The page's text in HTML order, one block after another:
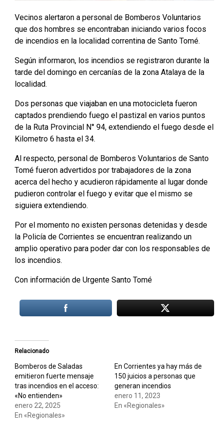
Vecinos alertaron a personal de Bomberos Voluntarios
que dos hombres se encontraban iniciando varios focos
de incendios en la localidad correntina de Santo Tomé.
Según informaron, los incendios se registraron durante la
tarde del domingo en cercanías de la zona Atalaya de la
localidad.
Dos personas que viajaban en una motocicleta fueron
captados prendiendo fuego el pastizal en varios puntos
de la Ruta Provincial N° 94, extendiendo el fuego desde el
Kilometro 6 hasta el 34.
Al respecto, personal de Bomberos Voluntarios de Santo
Tomé fueron advertidos por trabajadores de la zona
acerca del hecho y acudieron rápidamente al lugar donde
pudieron controlar el fuego y evitar que el mismo se
siguiera extendiendo.
Por el momento no existen personas detenidas y desde
la Policía de Corrientes se encuentran realizando un
amplio operativo para poder dar con los responsables de
los incendios.
Con información de Urgente Santo Tomé
Relacionado
Bomberos de Saladas
emitieron fuerte mensaje
tras incendios en el acceso:
«No entienden»
enero 22, 2025
En «Regionales»
En Corrientes ya hay más de
150 juicios a personas que
generan incendios
enero 11, 2023
En «Regionales»